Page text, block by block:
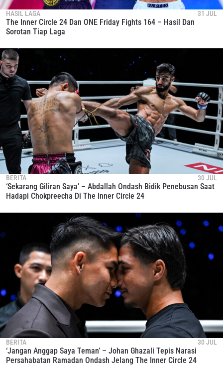
HASIL LAGA 31 JUL
The Inner Circle 24 Dan ONE Friday Fights 164 – Hasil Dan
Sorotan Tiap Laga
BERITA 30 JUL
‘Sekarang Giliran Saya’ – Abdallah Ondash Bidik Penebusan Saat
Hadapi Chokpreecha Di The Inner Circle 24
BERITA 30 JUL
‘Jangan Anggap Saya Teman’ – Johan Ghazali Tepis Narasi
Persahabatan Ramadan Ondash Jelang The Inner Circle 24